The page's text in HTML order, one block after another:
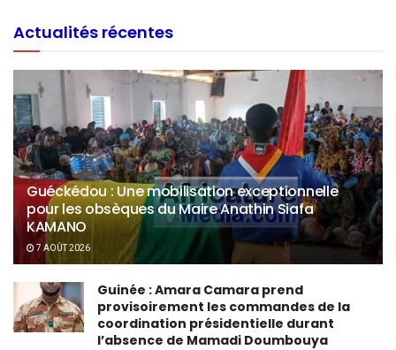
Actualités récentes
Guéckédou : Une mobilisation exceptionnelle
pour les obsèques du Maire Anathin Siafa
KAMANO
7 AOÛT 2026
Guinée : Amara Camara prend
provisoirement les commandes de la
coordination présidentielle durant
l’absence de Mamadi Doumbouya